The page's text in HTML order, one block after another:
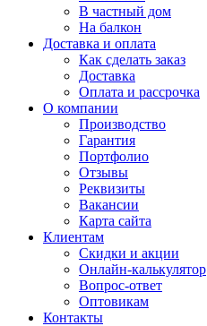
В частный дом
На балкон
Доставка и оплата
Как сделать заказ
Доставка
Оплата и рассрочка
О компании
Производство
Гарантия
Портфолио
Отзывы
Реквизиты
Вакансии
Карта сайта
Клиентам
Скидки и акции
Онлайн-калькулятор
Вопрос-ответ
Оптовикам
Контакты